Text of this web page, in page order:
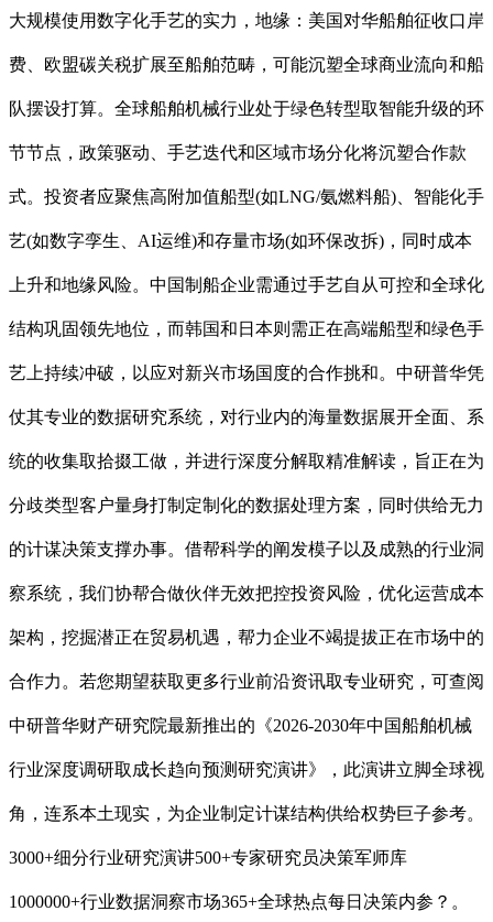
大规模使用数字化手艺的实力，地缘：美国对华船舶征收口岸
费、欧盟碳关税扩展至船舶范畴，可能沉塑全球商业流向和船
队摆设打算。全球船舶机械行业处于绿色转型取智能升级的环
节节点，政策驱动、手艺迭代和区域市场分化将沉塑合作款
式。投资者应聚焦高附加值船型(如LNG/氨燃料船)、智能化手
艺(如数字孪生、AI运维)和存量市场(如环保改拆)，同时成本
上升和地缘风险。中国制船企业需通过手艺自从可控和全球化
结构巩固领先地位，而韩国和日本则需正在高端船型和绿色手
艺上持续冲破，以应对新兴市场国度的合作挑和。中研普华凭
仗其专业的数据研究系统，对行业内的海量数据展开全面、系
统的收集取拾掇工做，并进行深度分解取精准解读，旨正在为
分歧类型客户量身打制定制化的数据处理方案，同时供给无力
的计谋决策支撑办事。借帮科学的阐发模子以及成熟的行业洞
察系统，我们协帮合做伙伴无效把控投资风险，优化运营成本
架构，挖掘潜正在贸易机遇，帮力企业不竭提拔正在市场中的
合作力。若您期望获取更多行业前沿资讯取专业研究，可查阅
中研普华财产研究院最新推出的《2026-2030年中国船舶机械
行业深度调研取成长趋向预测研究演讲》，此演讲立脚全球视
角，连系本土现实，为企业制定计谋结构供给权势巨子参考。
3000+细分行业研究演讲500+专家研究员决策军师库
1000000+行业数据洞察市场365+全球热点每日决策内参？。